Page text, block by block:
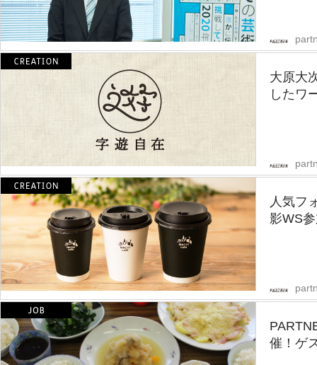
大原大
したワ
人気フ
影WS
催！ゲ